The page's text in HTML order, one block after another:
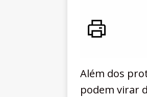
Além dos
podem virar